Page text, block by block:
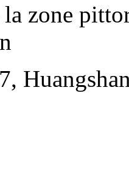
zone